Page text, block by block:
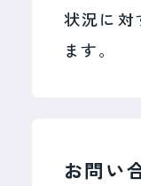
状況に対
ます。
お問い
ございます。
現在、弊社で
これまで10年
品質で対
ら、一般
これまで